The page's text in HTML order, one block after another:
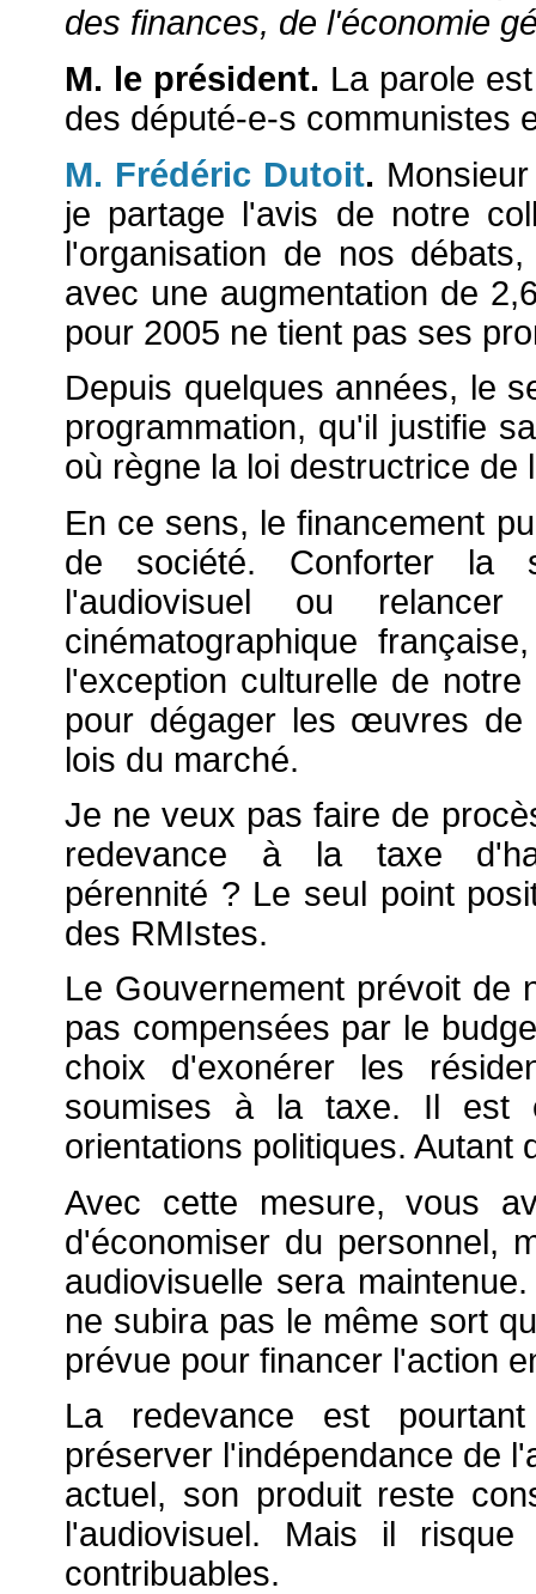
des finances, de l'économie
M. le président. La parole
des député-e-s communistes
M. Frédéric Dutoit.
je partage l'avis de notre
l'organisation de nos
avec une augmentation de
pour 2005 ne tient pas ses
Depuis quelques années, le
programmation, qu'il justifie
où règne la loi destructrice de
En ce sens, le financement
de société. Conforter la
l'audiovisuel ou
cinématographique
l'exception culturelle de
pour dégager les œuvres de
lois du marché.
Je ne veux pas faire de
redevance à la taxe
pérennité ? Le seul point
des RMIstes.
Le Gouvernement prévoit de
pas compensées par le
choix d'exonérer les
soumises à la taxe. Il est
orientations politiques. Autant
Avec cette mesure, vous
d'économiser du personnel,
audiovisuelle sera
ne subira pas le même sort
prévue pour financer l'action
La redevance est
préserver l'indépendance de
actuel, son produit reste
l'audiovisuel. Mais il
contribuables.